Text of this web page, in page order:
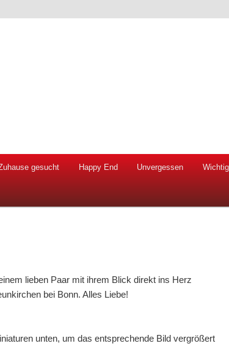
gesucht Happy End Unvergessen
lieben Paar mit ihrem Blick direkt ins Herz
bei Bonn. Alles Liebe!
unten, um das entsprechende Bild vergrößert